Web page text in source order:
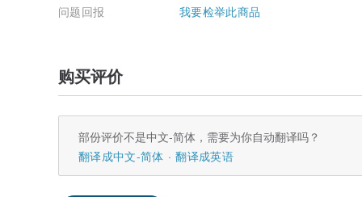
问题回报 我要检举此商品
购买评价
部份评价不是中文-简体，需要为你自动翻译吗？
翻译成中文-简体
翻译成英语